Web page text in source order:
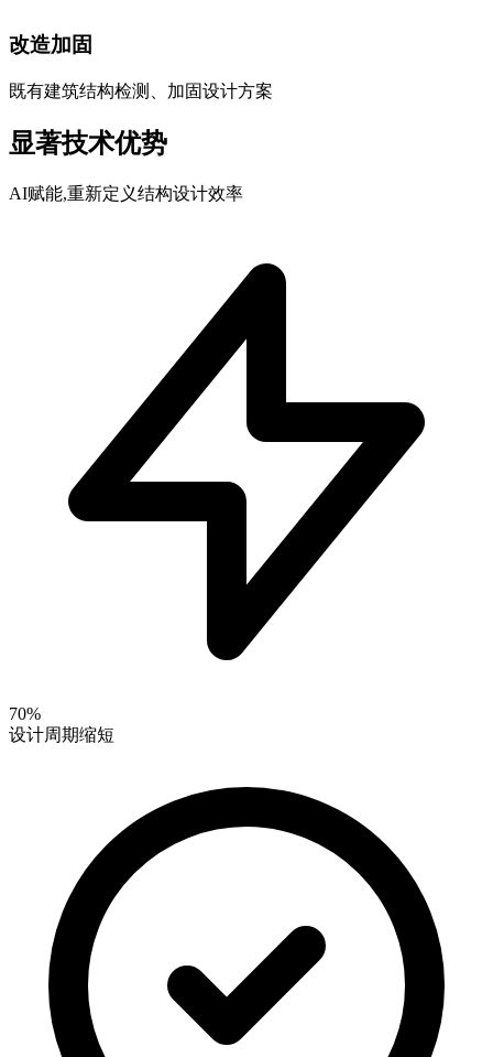
改造加固
既有建筑结构检测、加固设计方案
显著技术优势
AI赋能,重新定义结构设计效率
70%
设计周期缩短